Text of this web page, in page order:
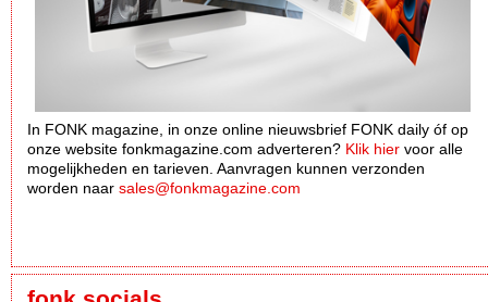
In FONK magazine, in onze online nieuwsbrief FONK daily óf op
onze website fonkmagazine.com adverteren? Klik hier voor alle
mogelijkheden en tarieven. Aanvragen kunnen verzonden
worden naar sales@fonkmagazine.com